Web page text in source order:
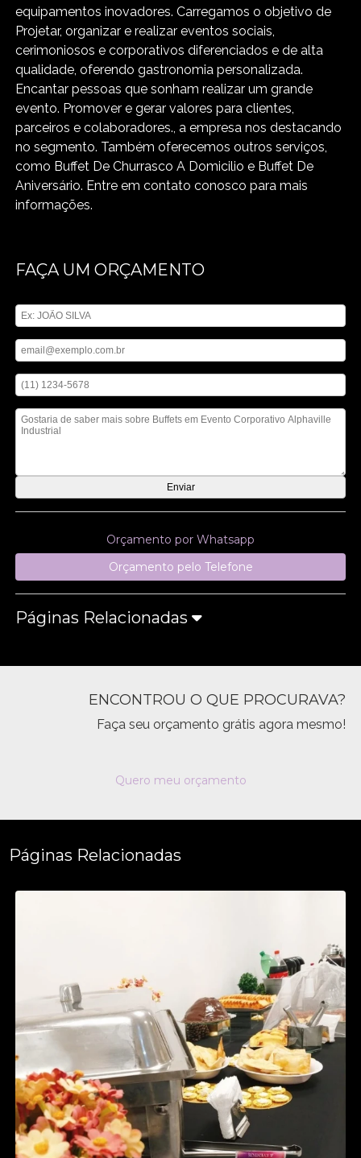
equipamentos inovadores. Carregamos o objetivo de
Projetar, organizar e realizar eventos sociais,
cerimoniosos e corporativos diferenciados e de alta
qualidade, oferendo gastronomia personalizada.
Encantar pessoas que sonham realizar um grande
evento. Promover e gerar valores para clientes,
parceiros e colaboradores., a empresa nos destacando
no segmento. Também oferecemos outros serviços,
como Buffet De Churrasco A Domicilio e Buffet De
Aniversário. Entre em contato conosco para mais
informações.
FAÇA UM ORÇAMENTO
Orçamento por Whatsapp
Orçamento pelo Telefone
Páginas Relacionadas
ENCONTROU O QUE PROCURAVA?
Faça seu orçamento grátis agora mesmo!
Quero meu orçamento
Páginas Relacionadas